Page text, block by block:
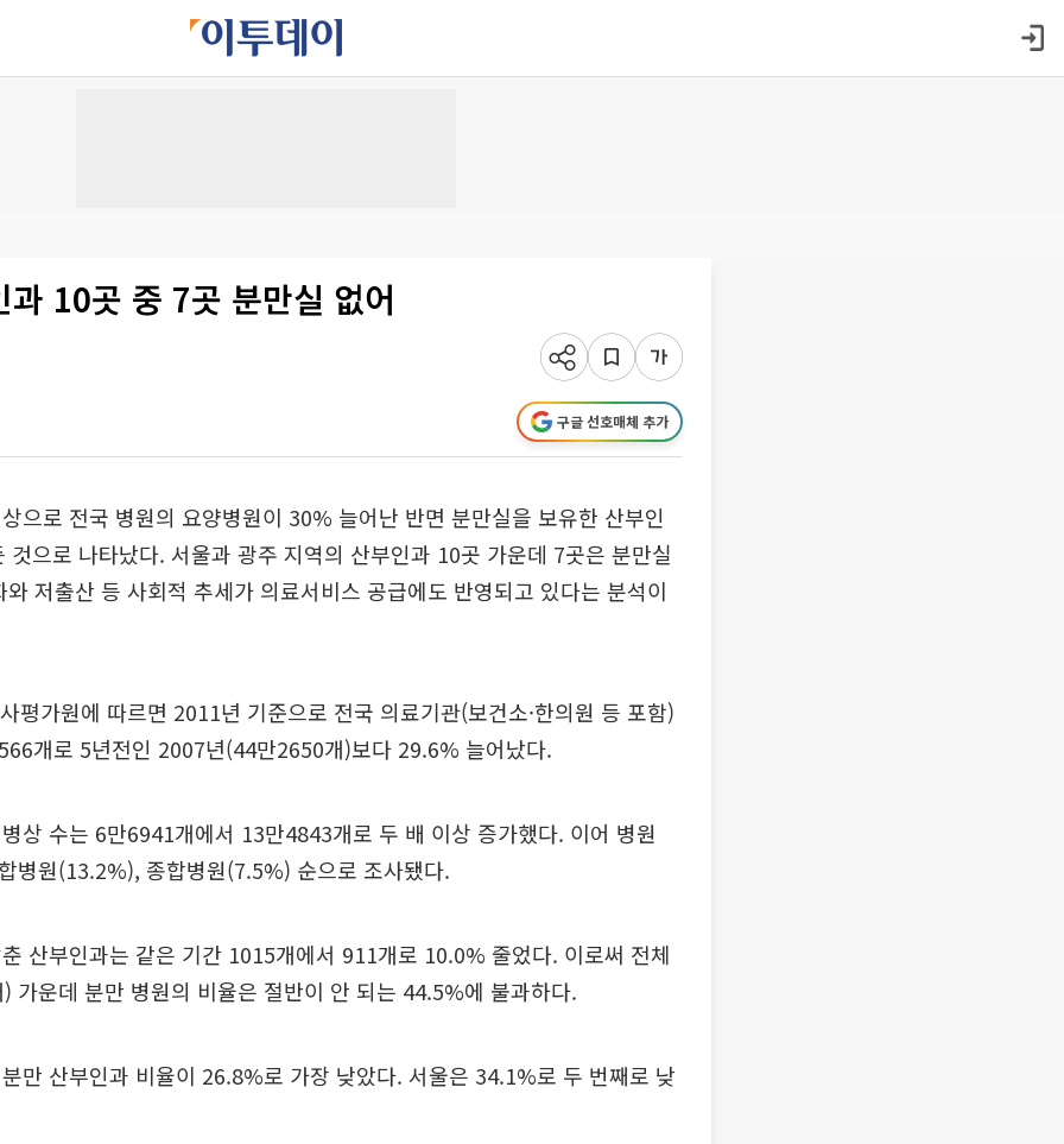
과 10곳 중 7곳 분만실 없어
구글 선호매체 추가
으로 전국 병원의 요양병원이 30% 늘어난 반면 분만실을 보유한 산부인
으로 나타났다. 서울과 광주 지역의 산부인과 10곳 가운데 7곳은 분만실
저출산 등 사회적 추세가 의료서비스 공급에도 반영되고 있다는 분석이
평가원에 따르면 2011년 기준으로 전국 의료기관(보건소·한의원 등 포함)
개로 5년전인 2007년(44만2650개)보다 29.6% 늘어났다.
상 수는 6만6941개에서 13만4843개로 두 배 이상 증가했다. 이어 병원
병원(13.2%), 종합병원(7.5%) 순으로 조사됐다.
산부인과는 같은 기간 1015개에서 911개로 10.0% 줄었다. 이로써 전체
가운데 분만 병원의 비율은 절반이 안 되는 44.5%에 불과하다.
만 산부인과 비율이 26.8%로 가장 낮았다. 서울은 34.1%로 두 번째로 낮